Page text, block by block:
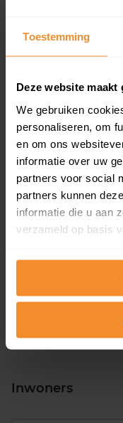
Toestemming
Deze website
We gebruiken
personaliseren, om
en om ons
informatie over uw
partners voor social
partners kunnen
informatie die u aan
verzameld op basis
T/m 1945
2008 of later
Inwoners